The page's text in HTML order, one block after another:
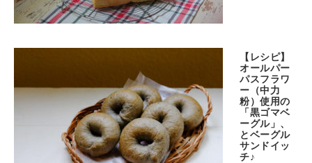
【レシピ】
オールパー
パスフラワ
ー（中力
粉）使用の
「黒ゴマベ
ーグル」、
とベーグル
サンドイッ
チ♪